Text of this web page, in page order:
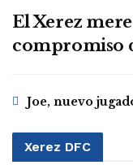
El Xerez
compromiso
Joe, nuevo
Xerez DFC